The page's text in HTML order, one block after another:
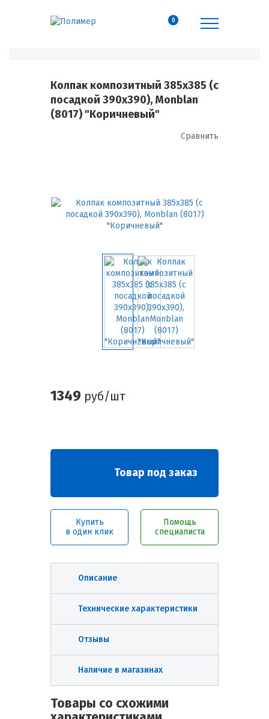
0
Колпак композитный 385х385 (с
посадкой 390х390), Monblan
(8017) "Коричневый"
Сравнить
1349 руб/шт
Товар под заказ
Купить
в один клик
Помощь
специалиста
Описание
Технические характеристики
Отзывы
Наличие в магазинах
Товары со схожими